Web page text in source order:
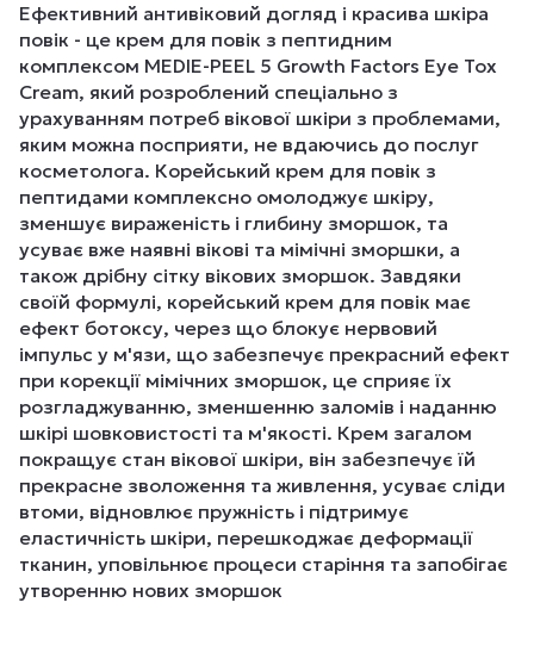
Ефективний антивіковий догляд і красива шкіра
повік - це крем для повік з пептидним
комплексом MEDIE-PEEL 5 Growth Factors Eye Tox
Cream, який розроблений спеціально з
урахуванням потреб вікової шкіри з проблемами,
яким можна посприяти, не вдаючись до послуг
косметолога. Корейський крем для повік з
пептидами комплексно омолоджує шкіру,
зменшує вираженість і глибину зморшок, та
усуває вже наявні вікові та мімічні зморшки, а
також дрібну сітку вікових зморшок. Завдяки
своїй формулі, корейський крем для повік має
ефект ботоксу, через що блокує нервовий
імпульс у м'язи, що забезпечує прекрасний ефект
при корекції мімічних зморшок, це сприяє їх
розгладжуванню, зменшенню заломів і наданню
шкірі шовковистості та м'якості. Крем загалом
покращує стан вікової шкіри, він забезпечує їй
прекрасне зволоження та живлення, усуває сліди
втоми, відновлює пружність і підтримує
еластичність шкіри, перешкоджає деформації
тканин, уповільнює процеси старіння та запобігає
утворенню нових зморшок